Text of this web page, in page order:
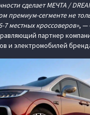
сделает МЕЧТА /
премиум-сегменте не
7 местных кроссоверов», —
партнер
и электромобилей